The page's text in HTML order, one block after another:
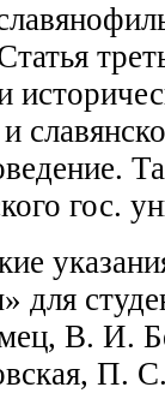
и
гос.
для
В. И.
П.